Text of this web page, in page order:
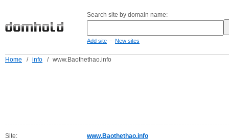
Search site by domain name:
Add site - New sites
Home / info / www.Baothethao.info
Site: www.Baothethao.info